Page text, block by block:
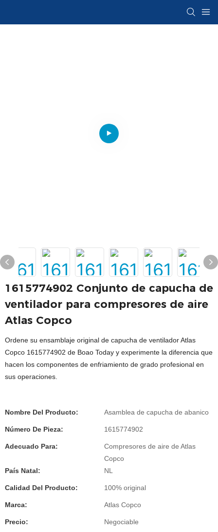
1615774902 Conjunto de capucha de
ventilador para compresores de aire
Atlas Copco
Ordene su ensamblaje original de capucha de ventilador Atlas
Copco 1615774902 de Boao Today y experimente la diferencia que
hacen los componentes de enfriamiento de grado profesional en
sus operaciones.
Nombre Del Producto: Asamblea de capucha de abanico
Número De Pieza: 1615774902
Adecuado Para:
Compresores de aire de Atlas
Copco
País Natal:
NL
Calidad Del Producto: 100% original
Marca: Atlas Copco
Precio: Negociable